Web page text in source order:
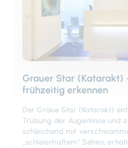
Grauer Star (Katarakt)
frühzeitig erkennen
Der Graue Star (Katarakt)
Trübung der Augenlinse und
schleichend mit
„schleierhaftem“ Sehen,